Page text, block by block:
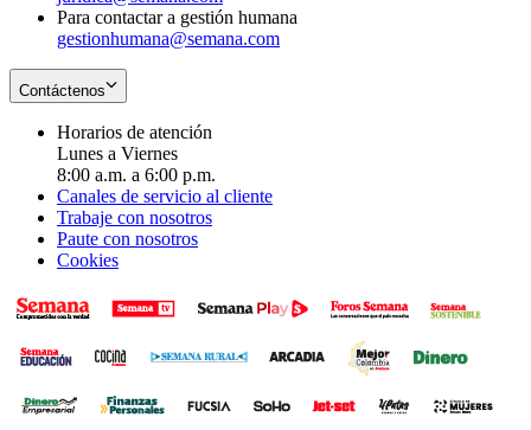
Para contactar a gestión humana
gestionhumana@semana.com
Contáctenos
Horarios de atención
Lunes a Viernes
8:00 a.m. a 6:00 p.m.
Canales de servicio al cliente
Trabaje con nosotros
Paute con nosotros
Cookies